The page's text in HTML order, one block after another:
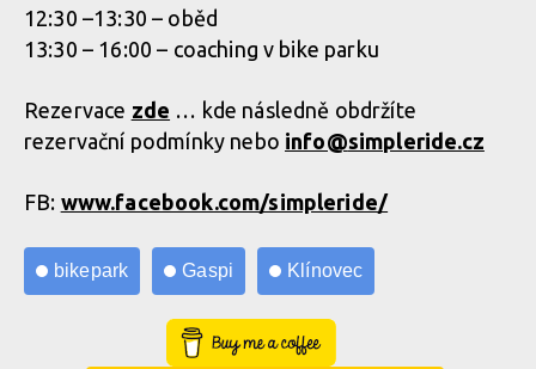
12:30 –13:30 – oběd
13:30 – 16:00 – coaching v bike parku
Rezervace zde … kde následně obdržíte
rezervační podmínky nebo info@simpleride.cz
FB: www.facebook.com/simpleride/
bikepark Gaspi Klínovec
Buy Me a Coffee